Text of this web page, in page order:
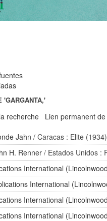
'GARGANTA,'
recherche Lien permanent
Jahn / Caracas : Elite (1934)
H. Renner/ Estados Unidos :
International
International
International
International